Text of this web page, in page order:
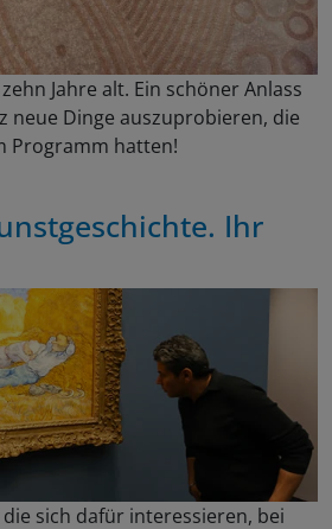
Jahre alt. Ein schöner Anlass
neue Dinge auszuprobieren, die
Programm hatten!
Ihr
sich dafür interessieren, bei